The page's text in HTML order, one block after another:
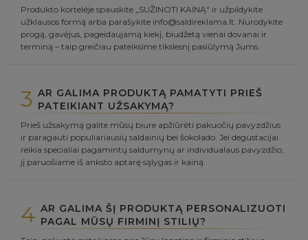
Produkto kortelėje spauskite „SUŽINOTI KAINĄ" ir užpildykite
užklausos formą arba parašykite info@saldireklama.lt. Nurodykite
progą, gavėjus, pageidaujamą kiekį, biudžetą vienai dovanai ir
terminą – taip greičiau pateiksime tikslesnį pasiūlymą Jums.
3 AR GALIMA PRODUKTĄ PAMATYTI PRIEŠ
PATEIKIANT UŽSAKYMĄ?
Prieš užsakymą galite mūsų biure apžiūrėti pakuočių pavyzdžius
ir paragauti populiariausių saldainių bei šokolado. Jei degustacijai
reikia specialiai pagamintų saldumynų ar individualaus pavyzdžio,
jį paruošiame iš anksto aptarę sąlygas ir kainą.
4 AR GALIMA ŠĮ PRODUKTĄ PERSONALIZUOTI
PAGAL MŪSŲ FIRMINĮ STILIŲ?